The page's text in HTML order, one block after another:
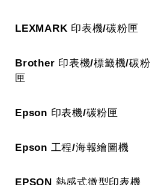
LEXMARK 印表機/碳粉匣
Brother 印表機/標籤機/碳粉
匣
Epson 印表機/碳粉匣
Epson 工程/海報繪圖機
EPSON 熱感式微型印表機